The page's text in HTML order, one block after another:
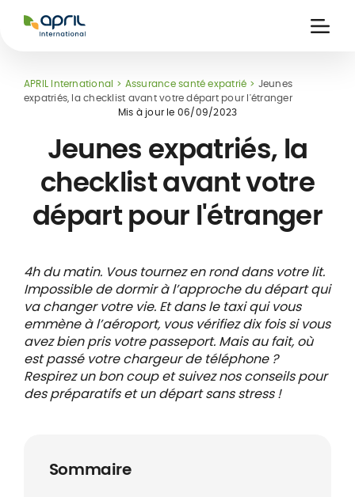
International
Carte assuré
digitale
APRIL International Assurance santé expatrié
Jeunes
expatriés, la checklist avant votre départ pour l'étranger
Sommaire
Mis à jour le 06/09/2023
Jeunes expatriés, la
checklist avant votre
départ pour l'étranger
4h du matin. Vous tournez en rond dans votre lit.
Impossible de dormir à l’approche du départ qui
va changer votre vie. Et dans le taxi qui vous
emmène à l’aéroport, vous vérifiez dix fois si vous
avez bien pris votre passeport. Mais au fait, où
est passé votre chargeur de téléphone ?
Respirez un bon coup et suivez nos conseils pour
des préparatifs et un départ sans stress !